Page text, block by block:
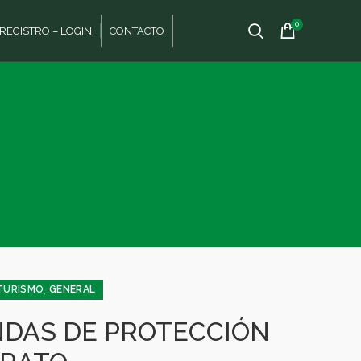
REGISTRO – LOGIN CONTACTO
0
,GENERAL
DE PROTECCIÓN